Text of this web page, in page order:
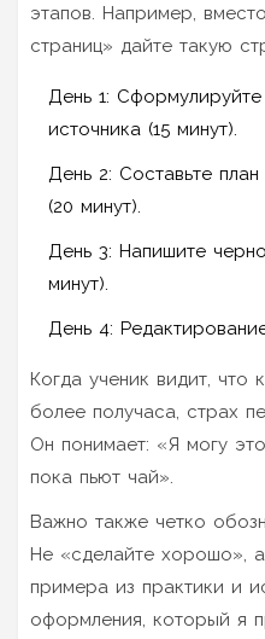
этапов. Например,
страниц» дайте такую
День 1:
источника (15 минут).
День 2: Составьте
(20 минут).
День 3: Напишите
минут).
День 4:
Когда ученик видит, что
более получаса, страх
Он понимает: «Я могу
пока пьют чай».
Важно также четко
Не «сделайте хорошо»,
примера из практики и
оформления, который я